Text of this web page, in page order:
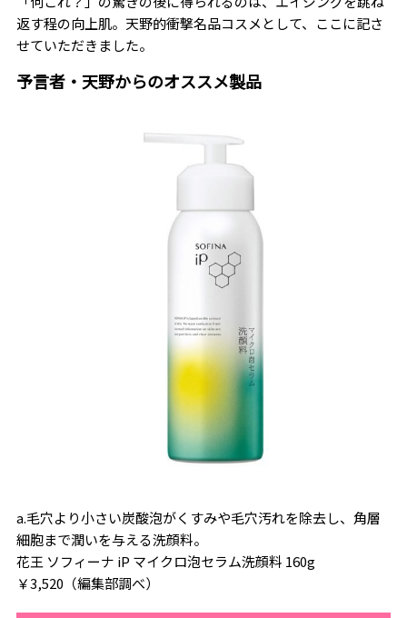
返す程の向上肌。天野的衝撃名品コスメとして、ここに記さ
せていただきました。
予言者・天野からのオススメ製品
a.毛穴より小さい炭酸泡がくすみや毛穴汚れを除去し、角層
細胞まで潤いを与える洗顔料。
花王 ソフィーナ iP マイクロ泡セラム洗顔料 160g
￥3,520（編集部調べ）